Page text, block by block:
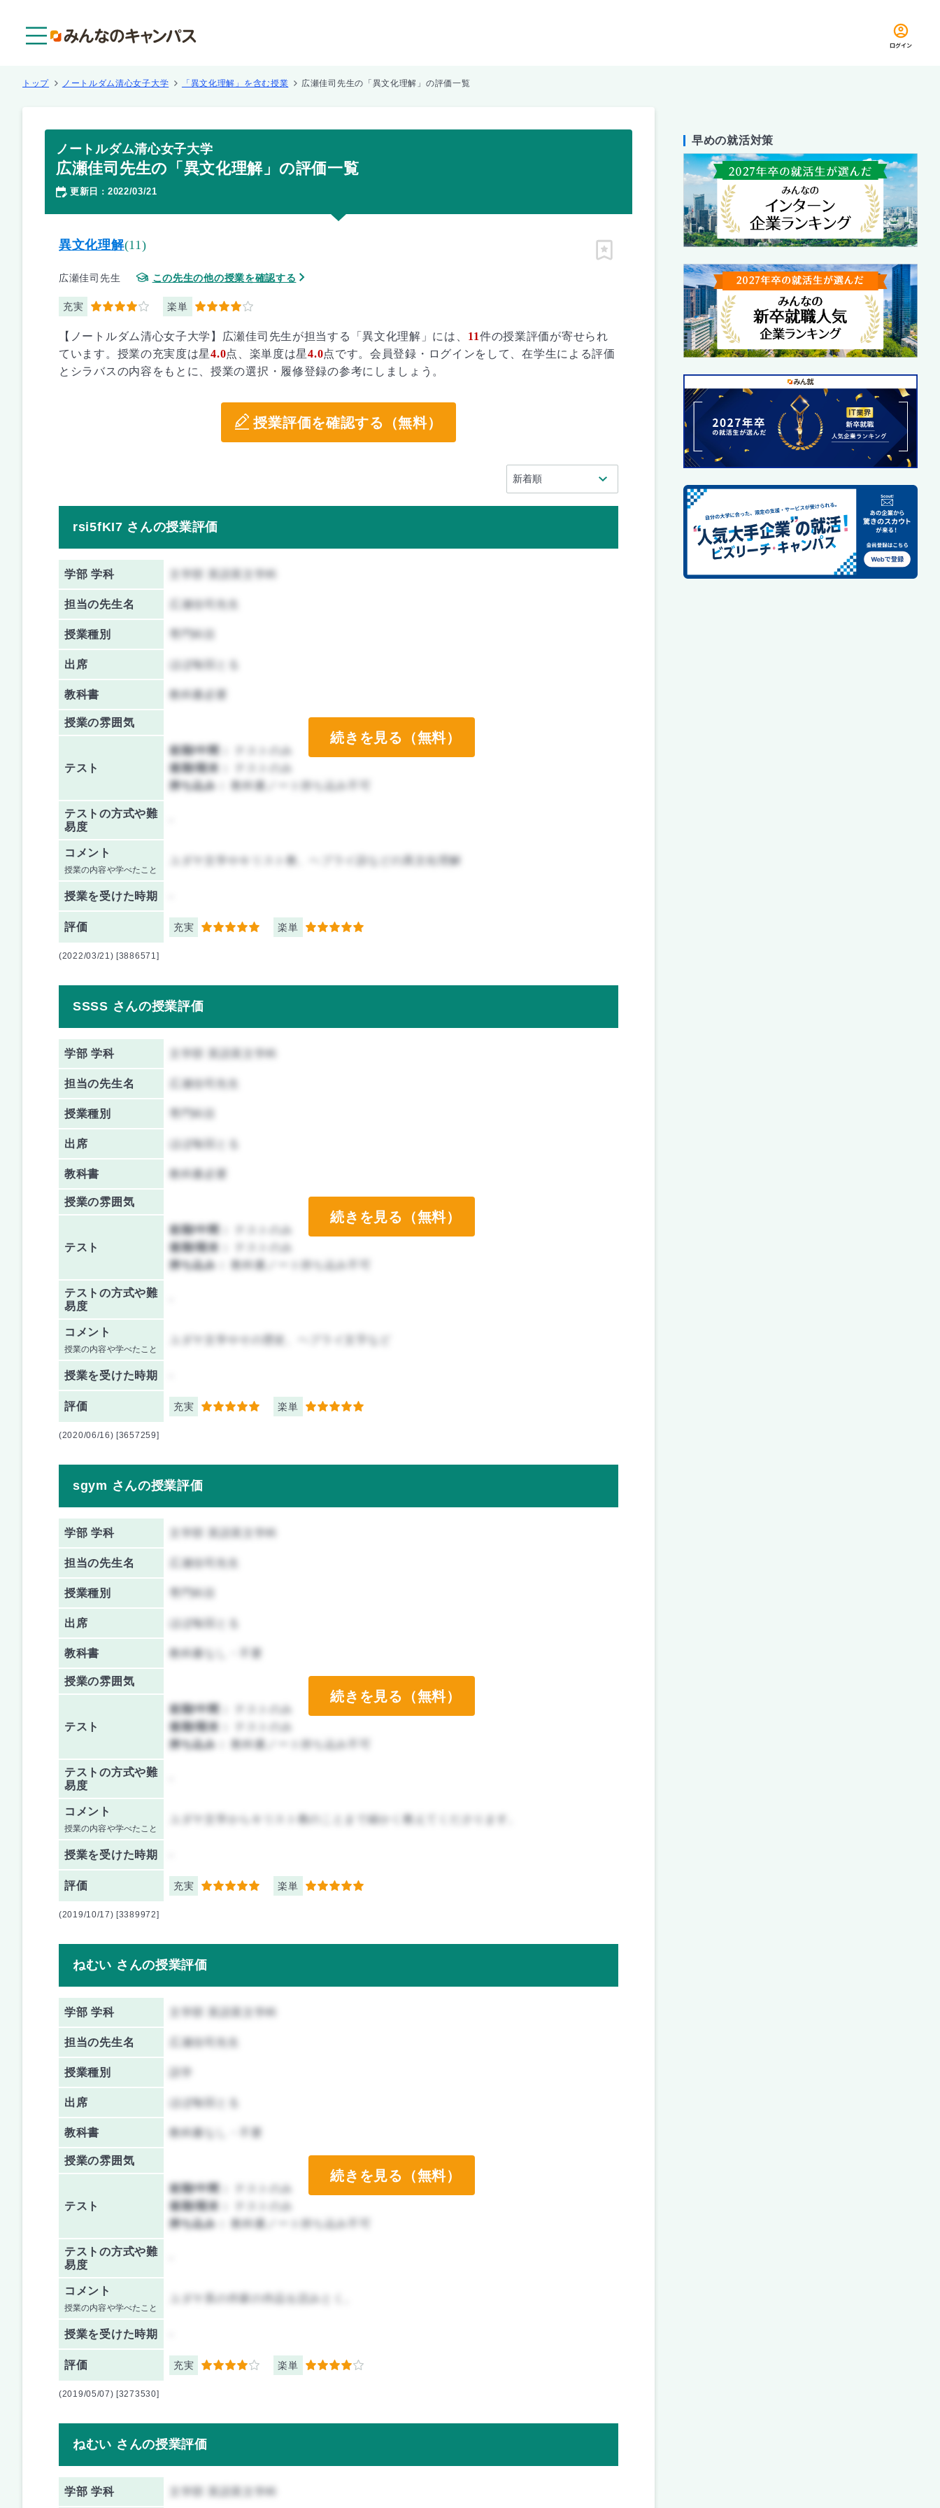
ログイン
トップ ノートルダム清心女子大学 「異文化理解」を含む授業 広瀬佳司先生の「異文化理解」の評価一覧
ノートルダム清心女子大学
広瀬佳司先生の「異文化理解」の評価一覧
更新日 ： 2022/03/21
異文化理解(11)
広瀬佳司先生 この先生の他の授業を確認する
充実 4 楽単 4
ピン留め
【ノートルダム清心女子大学】広瀬佳司先生が担当する「異文化理解」には、 11件の授業評価が寄せられ
ています。授業の充実度は星4.0点、楽単度は星4.0点です。会員登録・ログインをして、在学生による評価
とシラバスの内容をもとに、授業の選択・履修登録の参考にしましょう。
授業評価を確認する（無料）
rsi5fKI7 さんの授業評価
学部 学科
担当の先生名 広瀬佳司先生
授業種別 専門科目
出席 ほぼ毎回とる
教科書 教科書必要
授業の雰囲気
テスト
前期/中間：
テストのみ
後期/期末：
テストのみ
持ち込み：
教科書ノート持ち込み不可
テストの方式や難
易度
コメント
授業の内容や学べたこと
ユダヤ文学やキリスト教、ヘブライ語などの異文化理解
授業を受けた時期
評価 充実 5 楽単 5
続きを見る（無料）
(2022/03/21) [3886571]
SSSS さんの授業評価
学部 学科
担当の先生名 広瀬佳司先生
授業種別 専門科目
出席 ほぼ毎回とる
教科書 教科書必要
授業の雰囲気
テスト
前期/中間：
テストのみ
後期/期末：
テストのみ
持ち込み：
教科書ノート持ち込み不可
テストの方式や難
易度
コメント
授業の内容や学べたこと
授業を受けた時期
評価 充実 5 楽単 5
続きを見る（無料）
(2020/06/16) [3657259]
sgym さんの授業評価
学部 学科
担当の先生名 広瀬佳司先生
授業種別 専門科目
出席 ほぼ毎回とる
教科書 教科書なし・不要
授業の雰囲気
テスト
前期/中間：
テストのみ
後期/期末：
テストのみ
持ち込み：
教科書ノート持ち込み不可
テストの方式や難
易度
コメント
授業の内容や学べたこと
ユダヤ文学からキリスト教のことまで細かく教えてくださります。
授業を受けた時期
評価 充実 5 楽単 5
続きを見る（無料）
(2019/10/17) [3389972]
ねむい さんの授業評価
学部 学科
担当の先生名 広瀬佳司先生
授業種別
出席 ほぼ毎回とる
教科書 教科書なし・不要
授業の雰囲気
テスト
前期/中間：
テストのみ
後期/期末：
テストのみ
持ち込み：
教科書ノート持ち込み不可
テストの方式や難
易度
コメント
授業の内容や学べたこと
ユダヤ系の作家の作品を読みとく。
授業を受けた時期
評価 充実 4 楽単 4
続きを見る（無料）
(2019/05/07) [3273530]
ねむい さんの授業評価
学部 学科
早めの就活対策